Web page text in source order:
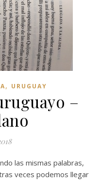
, URUGUAY
–
veces podemos llegar